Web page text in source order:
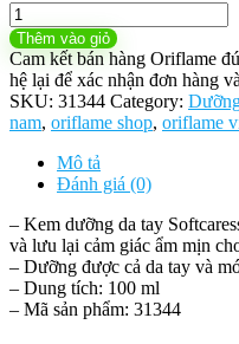
31344
Oriflame
–
Kem
Dưỡng
Tay
Móng
Của
SoftCaress
100ml
số
lượng
Thêm vào giỏ
Cam kết bán hàng Oriflame
hệ lại để xác nhận đơn hàng
SKU: 31344 Category:
nam, oriflame shop, oriflame
Mô tả
Đánh giá (0)
– Kem dưỡng da tay
và lưu lại cảm giác ẩm mịn
– Dưỡng được cả da tay và
– Dung tích: 100 ml
– Mã sản phẩm: 31344